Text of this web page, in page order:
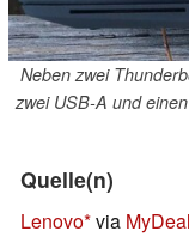
Neben zwei
zwei USB-A und
Quelle(n)
Lenovo via